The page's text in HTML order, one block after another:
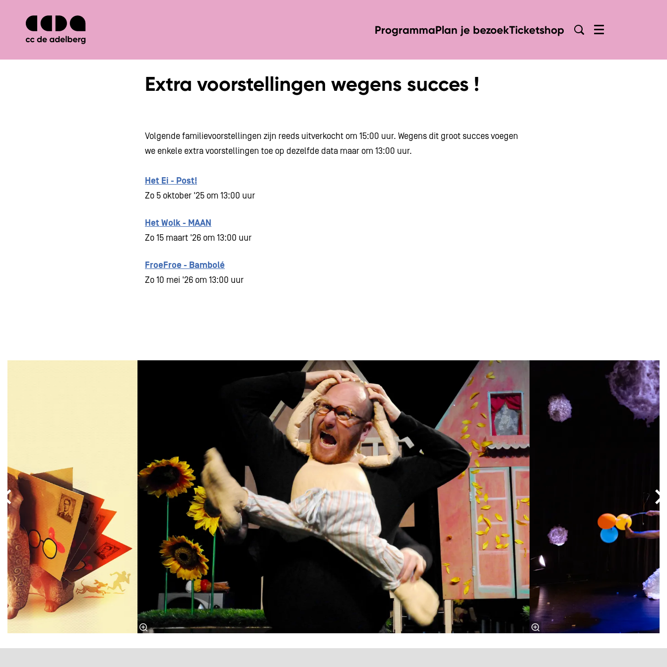
ProgrammaPlan je bezoekTicketshop Menu
Extra voorstellingen wegens succes !
Volgende familievoorstellingen zijn reeds uitverkocht om 15:00 uur. Wegens dit groot succes voegen
we enkele extra voorstellingen toe op dezelfde data maar om 13:00 uur.
Het Ei - Post!
Zo 5 oktober '25 om 13:00 uur
Het Wolk - MAAN
Zo 15 maart '26 om 13:00 uur
FroeFroe - Bambolé
Zo 10 mei '26 om 13:00 uur